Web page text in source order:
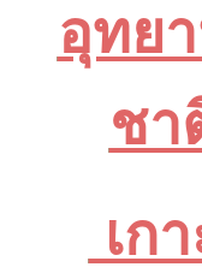
อุทย
ชา
เก